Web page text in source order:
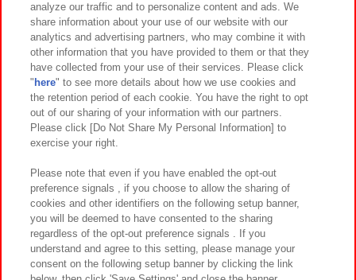
イベント・キャンペーン
関連会社 サステナビリティ サイトポリシー
プライバシーポリシー ウェブアクセシビリティ方針と検証結果
お取引先さまとともに
カスタマーハラスメント対応方針 よくあるご質問・お問い合わせ
analyze our traffic and to personalize content and ads. We
share information about your use of our website with our
analytics and advertising partners, who may combine it with
other information that you have provided to them or that they
have collected from your use of their services. Please click
" here" to see more details about how we use cookies and
the retention period of each cookie. You have the right to opt
out of our sharing of your information with our partners.
Please click [Do Not Share My Personal Information] to
exercise your right.
Please note that even if you have enabled the opt-out
preference signals , if you choose to allow the sharing of
cookies and other identifiers on the following setup banner,
you will be deemed to have consented to the sharing
regardless of the opt-out preference signals . If you
understand and agree to this setting, please manage your
consent on the following setup banner by clicking the link